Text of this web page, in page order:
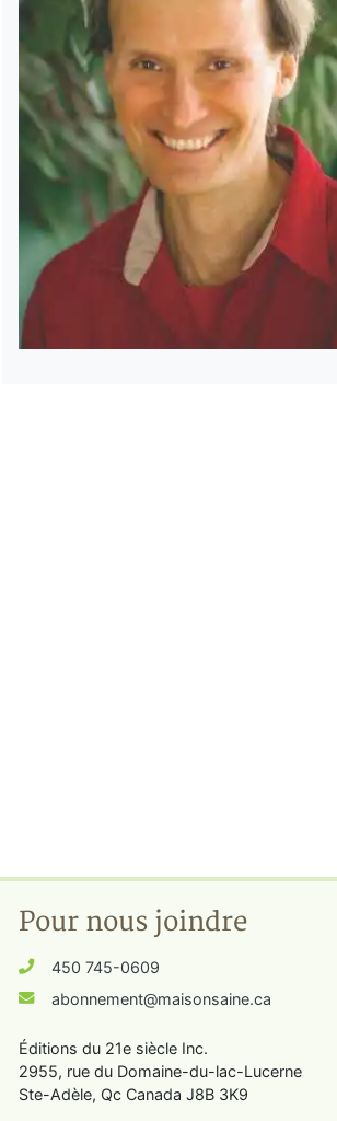
Pour nous joindre
450 745-0609
abonnement@maisonsaine.ca
Éditions du 21e siècle Inc.
2955, rue du Domaine-du-lac-Lucerne
Ste-Adèle, Qc Canada J8B 3K9